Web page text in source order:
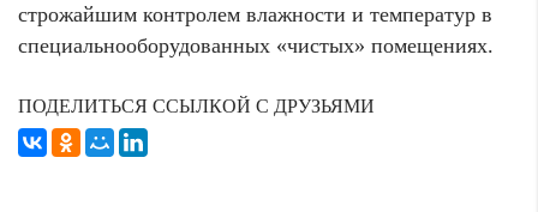
строжайшим контролем влажности и температур в
специальнооборудованных «чистых» помещениях.
ПОДЕЛИТЬСЯ ССЫЛКОЙ С ДРУЗЬЯМИ